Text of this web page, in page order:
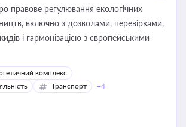
правове регулювання екологічних
включно з дозволами, перевірками,
і гармонізацією з європейськими
комплекс
Транспорт +4